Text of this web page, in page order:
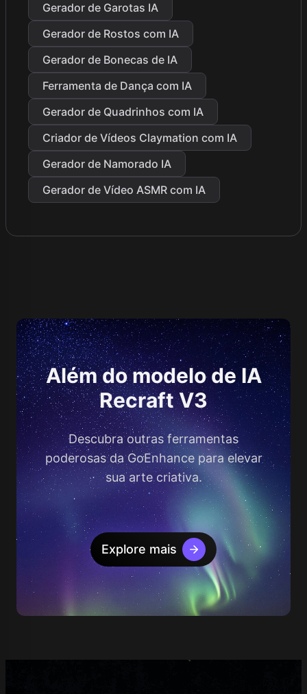
Gerador de Garotas IA
Gerador de Rostos com IA
Gerador de Bonecas de IA
Ferramenta de Dança com IA
Gerador de Quadrinhos com IA
Criador de Vídeos Claymation com IA
Gerador de Namorado IA
Gerador de Vídeo ASMR com IA
Além do modelo de IA
Recraft V3
Descubra outras ferramentas
poderosas da GoEnhance para elevar
sua arte criativa.
Explore mais